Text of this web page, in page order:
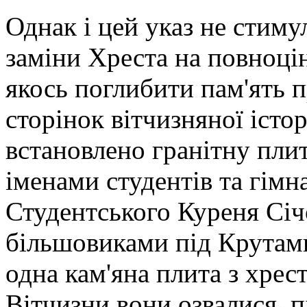
Однак і цей указ не
заміни Хреста на
якось поглибити пам'ять
сторінок вітчизняної
встановлено гранітну
іменами студентів та
Студентського Куреня
більшовиками під
одна кам'яна плита з